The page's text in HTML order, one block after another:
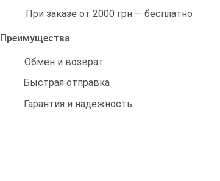
При заказе от 2000 грн — бесплатно
Преимущества
Обмен и возврат
Быстрая отправка
Гарантия и надежность